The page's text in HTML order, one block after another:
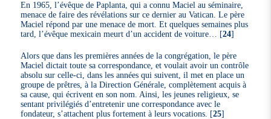
En 1965, l’évêque de Paplanta, qui a connu Maciel au séminaire,
menace de faire des révélations sur ce dernier au Vatican. Le père
Maciel répond par une menace de mort. Et quelques semaines plus
tard, l’évêque mexicain meurt d’un accident de voiture…
[24]
Alors que dans les premières années de la congrégation, le père
Maciel dictait toute sa correspondance, et voulait avoir un contrôle
absolu sur celle-ci, dans les années qui suivent, il met en place un
groupe de prêtres, à la Direction Générale, complètement acquis à
sa cause, qui écrivent en son nom. Ainsi, les jeunes religieux, se
sentant privilégiés d’entretenir une correspondance avec le
fondateur, s’attachent plus fortement à leurs vocations. [25]